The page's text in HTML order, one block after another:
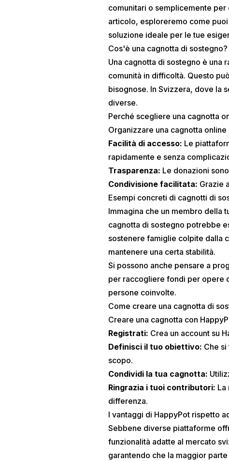
comunitari o semplicemente
articolo, esploreremo come
soluzione ideale per le tue
Cos'è una cagnotta di sostegno?
Una cagnotta di sostegno è una
comunità in difficoltà. Questo
bisognose. In Svizzera, dove la
diverse.
Perché scegliere una cagnotta
Organizzare una cagnotta
Facilità di accesso: Le
rapidamente e senza
Trasparenza: Le donazioni
Condivisione facilitata: Grazie
Esempi concreti di cagnotti di
Immagina che un membro della
cagnotta di sostegno potrebbe
sostenere famiglie colpite dalla
mantenere una certa stabilità.
Si possono anche pensare a
per raccogliere fondi per opere
persone coinvolte.
Come creare una cagnotta di
Creare una cagnotta con
Registrati: Crea un account su
Definisci il tuo obiettivo: Che
scopo.
Condividi la tua cagnotta:
Ringrazia i tuoi contributori: La
differenza.
I vantaggi di HappyPot rispetto
Sebbene diverse piattaforme
funzionalità adatte al mercato
garantendo che la maggior